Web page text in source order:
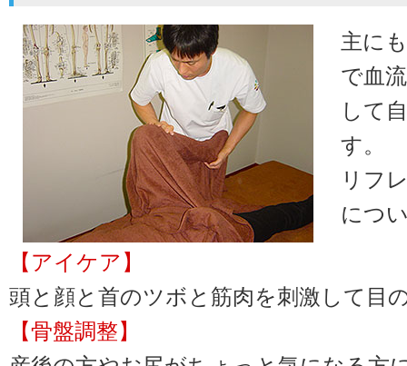
主に
で血
して
す。
リフ
につ
【アイケア】
頭と顔と首のツボと筋肉を刺激して目
【骨盤調整】